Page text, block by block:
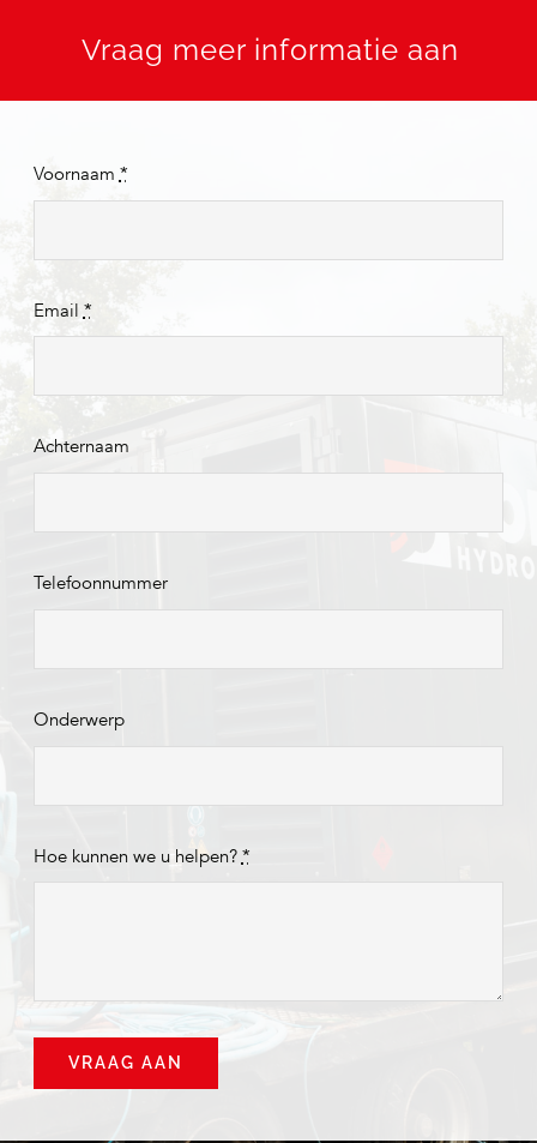
Vraag meer informatie aan
Voornaam *
Email *
Achternaam
Telefoonnummer
Onderwerp
Hoe kunnen we u helpen? *
VRAAG AAN